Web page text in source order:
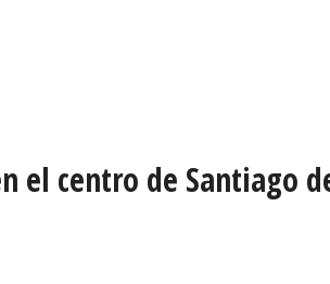
el centro de Santiago